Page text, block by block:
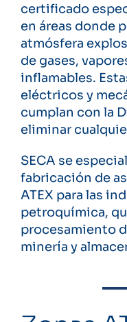
certificado
en áreas donde
atmósfera
de gases,
inflamables.
eléctricos y
cumplan con la
eliminar
SECA se
fabricación de
ATEX para las
petroquímica,
procesamiento
minería y